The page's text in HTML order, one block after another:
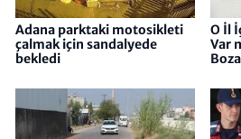
Adana parktaki motosikleti
çalmak için sandalyede
bekledi
O İl
Var